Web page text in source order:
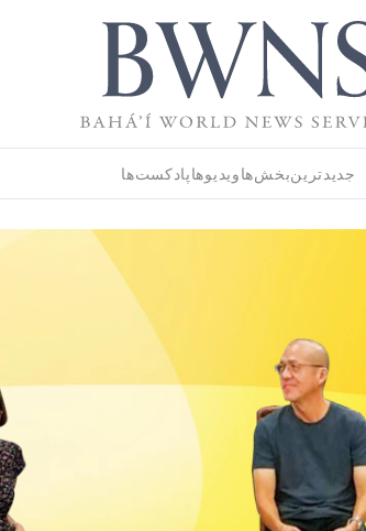
جدیدترینبخش‌هاویدیوهاپادکست‌ها